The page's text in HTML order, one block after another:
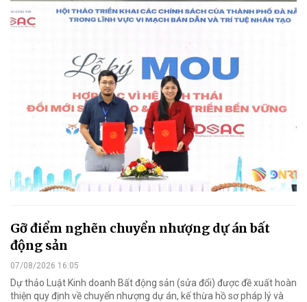
Gỡ điểm nghẽn chuyển nhượng dự án bất
động sản
07/08/2026 16:05
Dự thảo Luật Kinh doanh Bất động sản (sửa đổi) được đề xuất hoàn
thiện quy định về chuyển nhượng dự án, kế thừa hồ sơ pháp lý và